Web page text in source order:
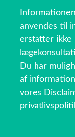
anvendes til
erstatter ikke
Du har
af
vores